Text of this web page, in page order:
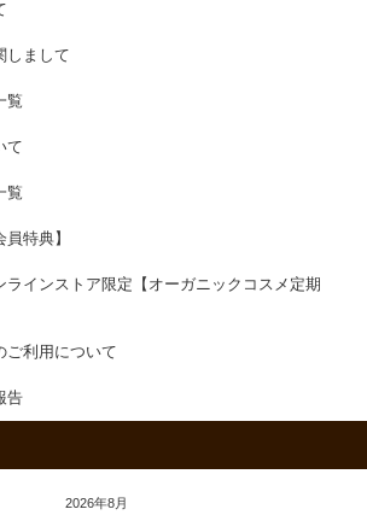
しまして
覧
て
覧
特典】
ラインストア限定【オーガニックコスメ定期
ご利用について
告
2026年8月